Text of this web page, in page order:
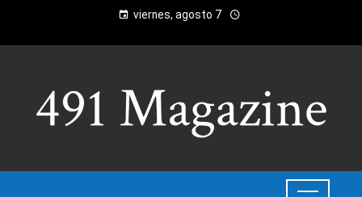
viernes, agosto 7